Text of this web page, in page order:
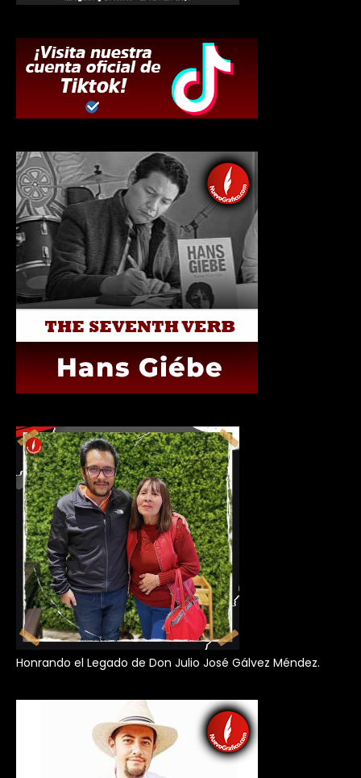
Honrando el Legado de Don Julio José Gálvez Méndez.